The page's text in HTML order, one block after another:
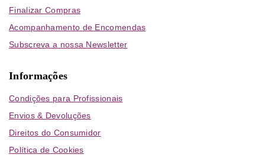
Finalizar Compras
Acompanhamento de Encomendas
Subscreva a nossa Newsletter
Informações
Condições para Profissionais
Envios & Devoluções
Direitos do Consumidor
Política de Cookies